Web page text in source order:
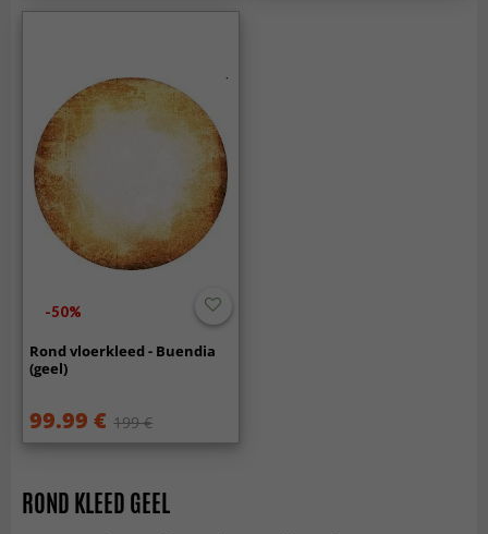
-50%
Rond vloerkleed - Buendia
(geel)
99.99 € 199 €
ROND KLEED GEEL